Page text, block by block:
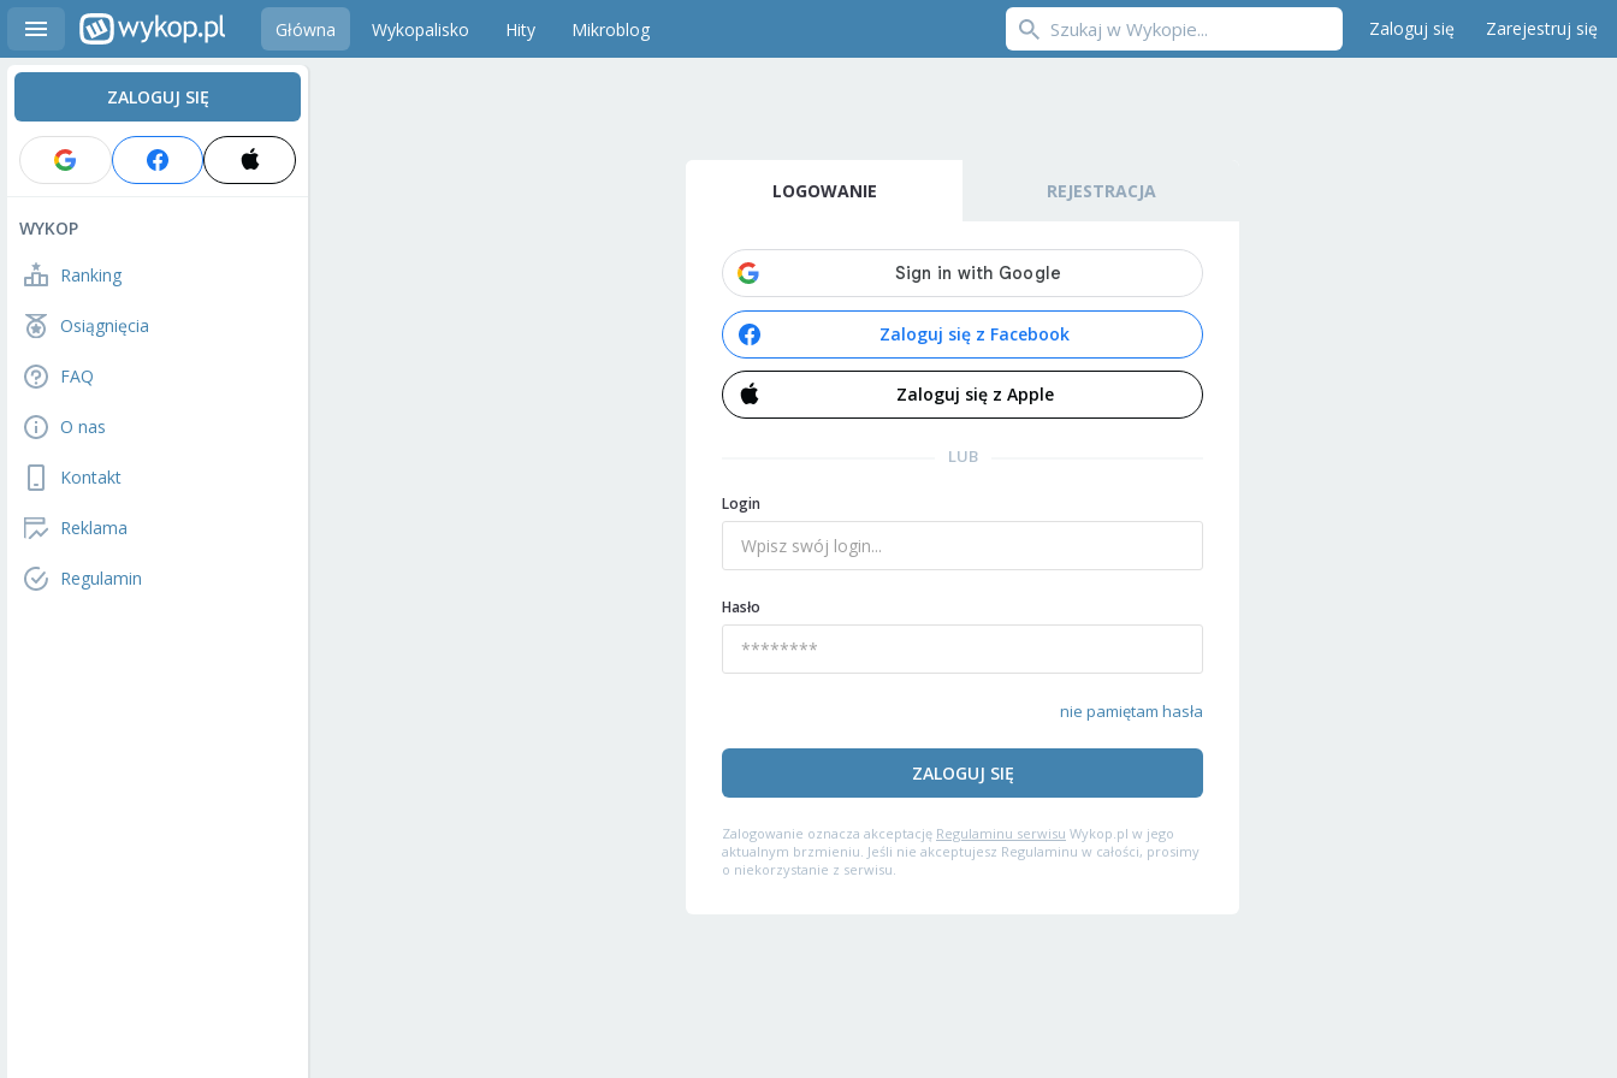
Główna Wykopalisko Hity Mikroblog Zaloguj się Zarejestruj się
ZALOGUJ SIĘ
WYKOP
Ranking
Osiągnięcia
FAQ
O nas
Kontakt
Reklama
Regulamin
LOGOWANIE REJESTRACJA
Zaloguj się z Facebook
Zaloguj się z Apple
LUB
Login
Hasło
nie pamiętam hasła
ZALOGUJ SIĘ
Zalogowanie oznacza akceptację Regulaminu serwisu Wykop.pl w jego
aktualnym brzmieniu. Jeśli nie akceptujesz Regulaminu w całości, prosimy
o niekorzystanie z serwisu.